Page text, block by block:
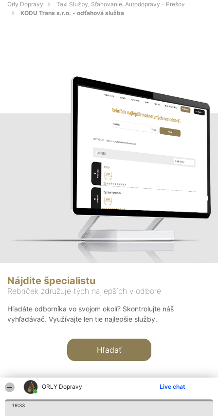
ORLY Dopravy Live chat
19:33
Orly Dopravy
Taxi Služby, Sťahovanie, Autodopravy - Prešov
KODU Trans s.r.o. - odťahová služba
Nájdite špecialistu
Rebríček združuje tých najlepších v odbore
Hľadáte odborníka vo svojom okolí? Skontrolujte náš
vyhľadávač. Využívajte len tie najlepšie služby.
Hľadať